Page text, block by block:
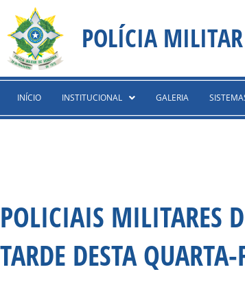
content
para
conteúdo
POLÍCIA
INÍCIO INSTITUCIONAL GALERIA
POLICIAIS MILITARES
TARDE DESTA